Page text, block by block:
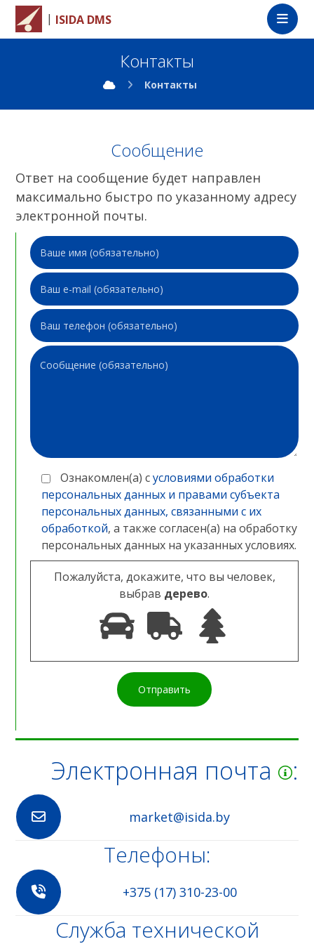
| ISIDA DMS
Контакты
Контакты
Сообщение
Ответ на сообщение будет направлен
максимально быстро по указанному адресу
электронной почты.
Ознакомлен(а) сусловиями обработки
персональных данных и правами субъекта
персональных данных, связанными с их
обработкой, а также согласен(а) на обработку
персональных данных на указанных условиях.
Пожалуйста, докажите, что вы человек,
выбрав дерево.
Отправить
Электронная почта :
market@isida.by
Телефоны:
+375 (17) 310-23-00
Служба технической